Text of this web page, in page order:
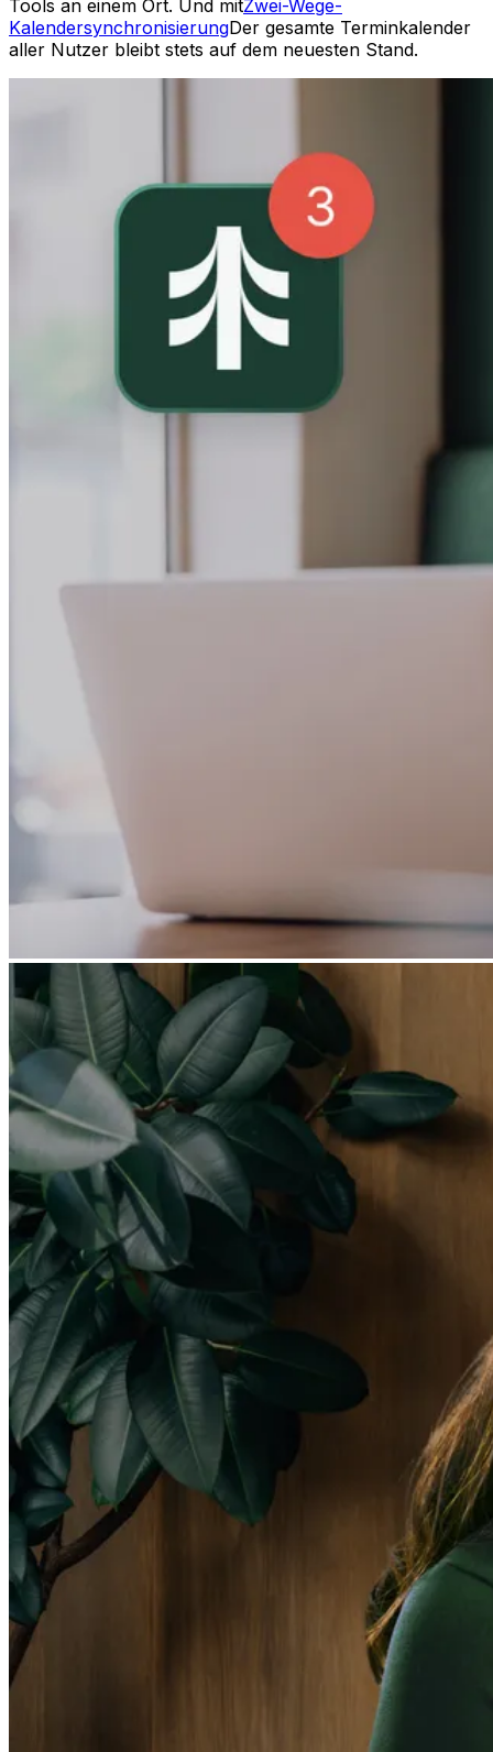
Tools an einem Ort. Und mitZwei-Wege-
KalendersynchronisierungDer gesamte Terminkalender
aller Nutzer bleibt stets auf dem neuesten Stand.